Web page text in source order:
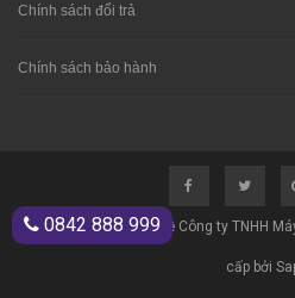
Chính sách đổi trả
Chính sách bảo hành
© Bản quyền thuộc về Công ty TNHH
cấp bởi
0842 888 999